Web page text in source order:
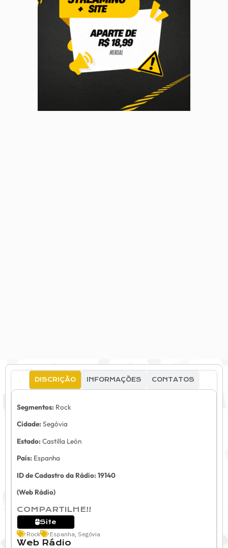
DISCRIÇÃO INFORMAÇÕES CONTATOS
Segmentos: Rock
Cidade: Segóvia
Estado: Castilla León
País: Espanha
ID de Cadastro da Rádio: 19140
(Web Rádio)
COMPARTILHE!!
Site
Rock
Espanha Segóvia
Web Rádio